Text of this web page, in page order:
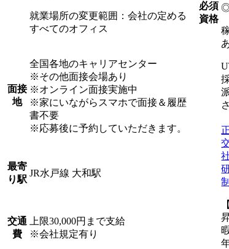
就業場所の変更範囲：会社の定める
すべてのオフィス
面接
地
全国各地のキャリアセンター
※その他面接会場あり
※オンライン面接実施中
※家にいながらスマホで面接＆履歴
書不要
※応募後に予約していただきます。
最寄
り駅
JR水戸線 大和駅
交通
費
上限30,000円まで支給
※会社規定有り
必須
資格
◎